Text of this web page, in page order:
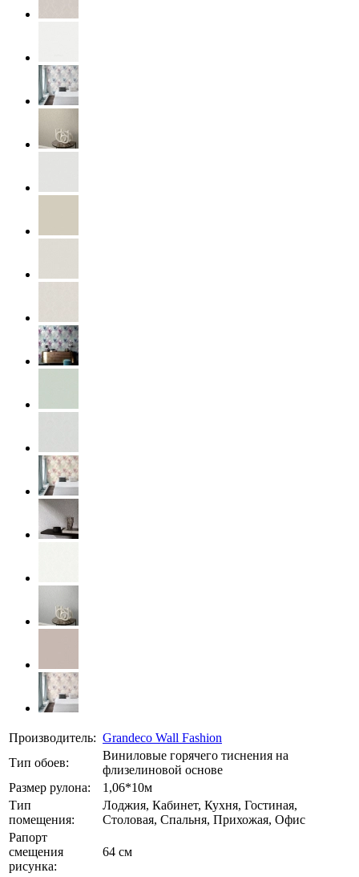
Производитель: Grandeco Wall Fashion
Тип обоев:
Виниловые горячего тиснения на
флизелиновой основе
Размер рулона:
1,06*10м
Тип
помещения:
Лоджия, Кабинет, Кухня, Гостиная,
Столовая, Спальня, Прихожая, Офис
Рапорт
смещения
рисунка:
64 см